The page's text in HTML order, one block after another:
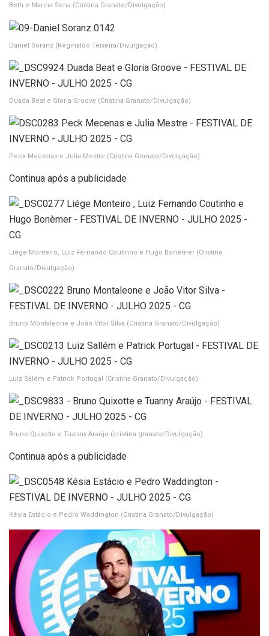
Beth e Marina Sena (Cristina Granato/Divulgação)
Daniel Soranz (Reginaldo Teixeira/Divulgação)
Duada Beat e Gloria Groove (Cristina Granato/Divulgação)
Peck Mecenas e Julia Mestre (Cristina Granato/Divulgação)
Continua após a publicidade
Liége Monteiro, Luiz Fernando Coutinho e Hugo Bonèmer (Cristina
Granato/Divulgação)
Bruno Montaleone e João Vitor Silva (Cristina Granato/Divulgação)
Luiz Salém e Patrick Portugal (Cristina Granato/Divulgação)
Bruno Quixotte e Tuanny Araújo (cristina granato/Divulgação)
Continua após a publicidade
Késia Estácio e Pedro Waddington (Cristina Granato/Divulgação)